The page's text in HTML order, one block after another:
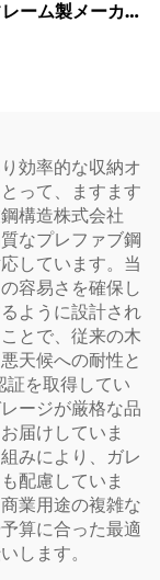
ーム製メーカー
効率的な収納オ
って、ますます
構造株式会社
なプレファブ鋼
しています。当
容易さを確保し
ように設計され
とで、従来の木
天候への耐性と
証を取得してい
ージが厳格な品
届けしていま
みにより、ガレ
配慮していま
業用途の複雑な
算に合った最適
します。